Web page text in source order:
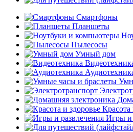
Смартфоны
Планшеты
Пылесосы
Умный дом
Красота
Игры и